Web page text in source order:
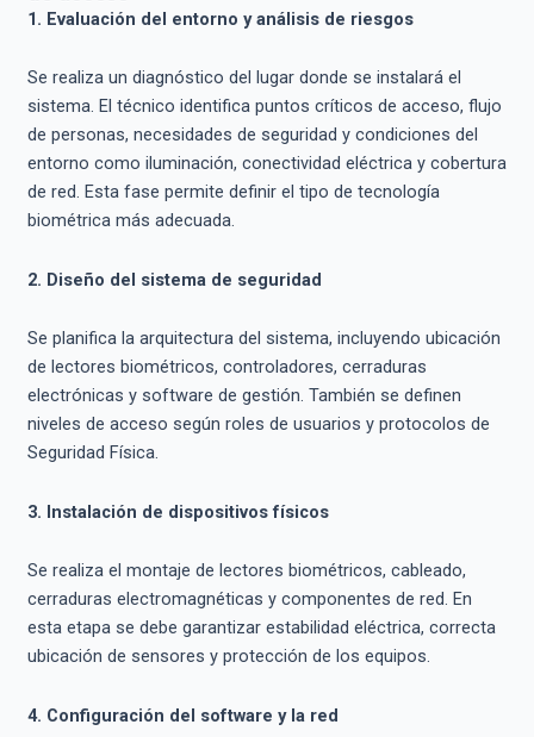
1. Evaluación del entorno y análisis de riesgos
Se realiza un diagnóstico del lugar donde se instalará el
sistema. El técnico identifica puntos críticos de acceso, flujo
de personas, necesidades de seguridad y condiciones del
entorno como iluminación, conectividad eléctrica y cobertura
de red. Esta fase permite definir el tipo de tecnología
biométrica más adecuada.
2. Diseño del sistema de seguridad
Se planifica la arquitectura del sistema, incluyendo ubicación
de lectores biométricos, controladores, cerraduras
electrónicas y software de gestión. También se definen
niveles de acceso según roles de usuarios y protocolos de
Seguridad Física.
3. Instalación de dispositivos físicos
Se realiza el montaje de lectores biométricos, cableado,
cerraduras electromagnéticas y componentes de red. En
esta etapa se debe garantizar estabilidad eléctrica, correcta
ubicación de sensores y protección de los equipos.
4. Configuración del software y la red